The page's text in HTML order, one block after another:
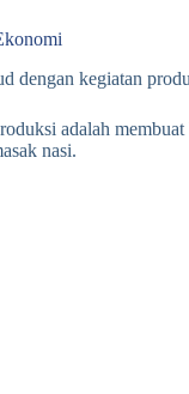
dengan kegiatan
adalah
nasi.